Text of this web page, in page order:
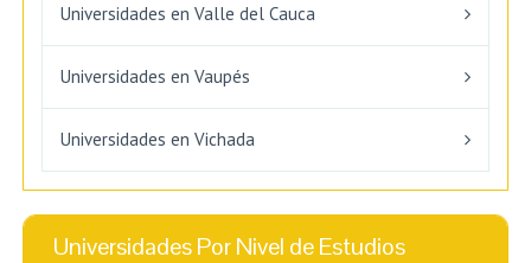
Universidades en Valle del Cauca
Universidades en Vaupés
Universidades en Vichada
Universidades Por Nivel de Estudios